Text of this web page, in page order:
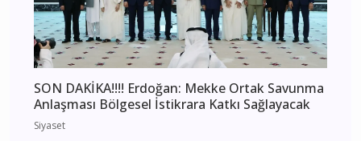
SON DAKİKA!!!! Erdoğan: Mekke Ortak Savunma
Anlaşması Bölgesel İstikrara Katkı Sağlayacak
Siyaset